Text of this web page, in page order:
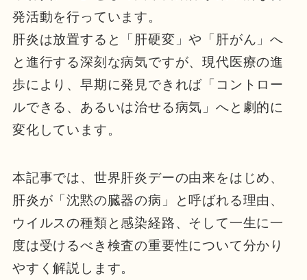
発活動を行っています。
肝炎は放置すると「肝硬変」や「肝がん」へ
と進行する深刻な病気ですが、現代医療の進
歩により、早期に発見できれば「コントロー
ルできる、あるいは治せる病気」へと劇的に
変化しています。
本記事では、世界肝炎デーの由来をはじめ、
肝炎が「沈黙の臓器の病」と呼ばれる理由、
ウイルスの種類と感染経路、そして一生に一
度は受けるべき検査の重要性について分かり
やすく解説します。